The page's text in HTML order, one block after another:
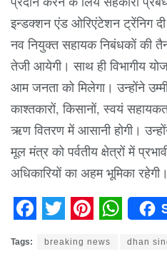
इन्डक्शन एंड ओरिएंटेशन ट्रेंनिग दी
नव नियुक्त सहायक निबंधकों की
तेजी आयेगी। साथ ही विभागीय
आम जनता को मिलेगा। उन्होंने
काश्तकारों, किसानों, स्वयं
ऋण वितरण में आसानी होगी।
मूल मंत्र को पर्वतीय क्षेत्रों में
अधिकारियों का अहम भूमिका रहेगी।
Tags: breaking news dhan